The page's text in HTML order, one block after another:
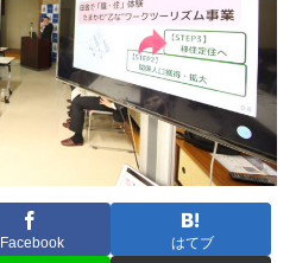
Facebook はてブ